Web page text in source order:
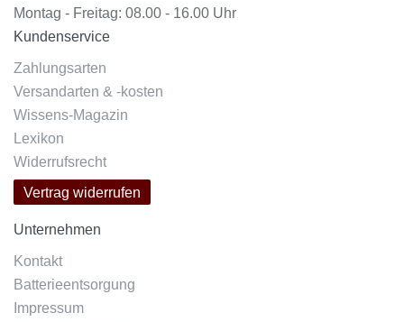
Montag - Freitag: 08.00 - 16.00 Uhr
Kundenservice
Zahlungsarten
Versandarten & -kosten
Wissens-Magazin
Lexikon
Widerrufsrecht
Vertrag widerrufen
Unternehmen
Kontakt
Batterieentsorgung
Impressum